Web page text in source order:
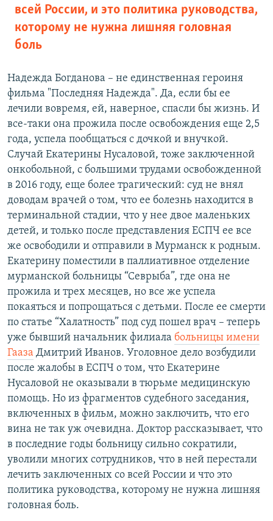
всей России, и это политика руководства,
которому не нужна лишняя головная
боль
Надежда Богданова – не единственная героиня
фильма "Последняя Надежда". Да, если бы ее
лечили вовремя, ей, наверное, спасли бы жизнь. И
все-таки она прожила после освобождения еще 2,5
года, успела пообщаться с дочкой и внучкой.
Случай Екатерины Нусаловой, тоже заключенной
онкобольной, с большими трудами освобожденной
в 2016 году, еще более трагический: суд не внял
доводам врачей о том, что ее болезнь находится в
терминальной стадии, что у нее двое маленьких
детей, и только после представления ЕСПЧ ее все
же освободили и отправили в Мурманск к родным.
Екатерину поместили в паллиативное отделение
мурманской больницы “Севрыба”, где она не
прожила и трех месяцев, но все же успела
покаяться и попрощаться с детьми. После ее смерти
по статье “Халатность” под суд пошел врач – теперь
уже бывший начальник филиала больницы имени
Гааза Дмитрий Иванов. Уголовное дело возбудили
после жалобы в ЕСПЧ о том, что Екатерине
Нусаловой не оказывали в тюрьме медицинскую
помощь. Но из фрагментов судебного заседания,
включенных в фильм, можно заключить, что его
вина не так уж очевидна. Доктор рассказывает, что
в последние годы больницу сильно сократили,
уволили многих сотрудников, что в ней перестали
лечить заключенных со всей России и что это
политика руководства, которому не нужна лишняя
головная боль.